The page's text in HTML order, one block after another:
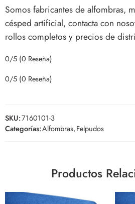
Somos fabricantes de alfombras,
césped artificial, contacta con
rollos completos y precios de
0/5 (0 Reseña)
0/5 (0 Reseña)
SKU:7160101-3
Categorías:Alfombras,Felpudos
Productos